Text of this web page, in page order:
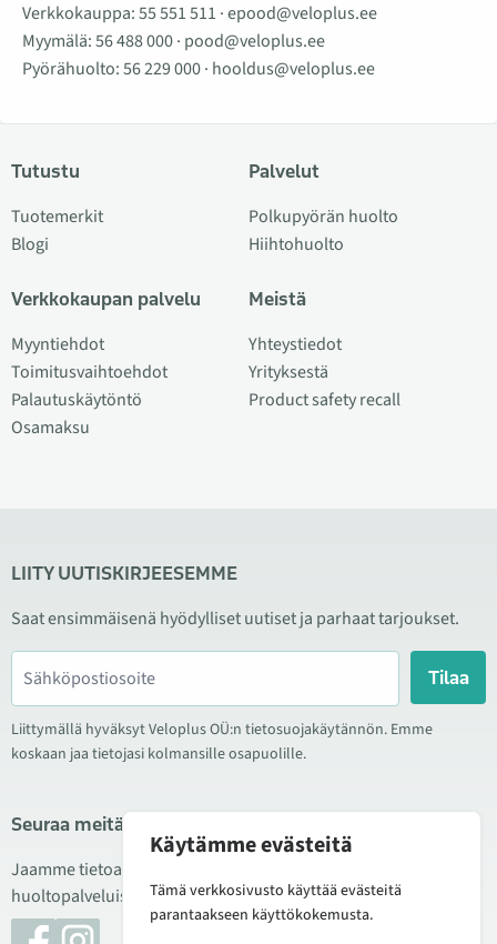
Verkkokauppa:55 551 511 ·epood@veloplus.ee
Myymälä:56 488 000· pood@veloplus.ee
Pyörähuolto:56 229 000· hooldus@veloplus.ee
Tutustu
Tuotemerkit
Blogi
Verkkokaupan palvelu
Myyntiehdot
Toimitusvaihtoehdot
Palautuskäytöntö
Osamaksu
Palvelut
Polkupyörän huolto
Hiihtohuolto
Meistä
Yhteystiedot
Yrityksestä
Product safety recall
LIITY UUTISKIRJEESEMME
Saat ensimmäisenä hyödylliset uutiset ja parhaat tarjoukset.
Tilaa
Liittymällä hyväksyt Veloplus OÜ:n tietosuojakäytännön. Emme
koskaan jaa tietojasi kolmansille osapuolille.
Seuraa meitä sosiaalisessa mediassa
Jaamme tietoa hyvistä tarjouksista, uusista tuotteista ja
huoltopalveluista. Joskus julkaisemme myös tuote-esittelyjä.
Käytämme evästeitä
Tämä verkkosivusto käyttää evästeitä
parantaakseen käyttökokemusta.